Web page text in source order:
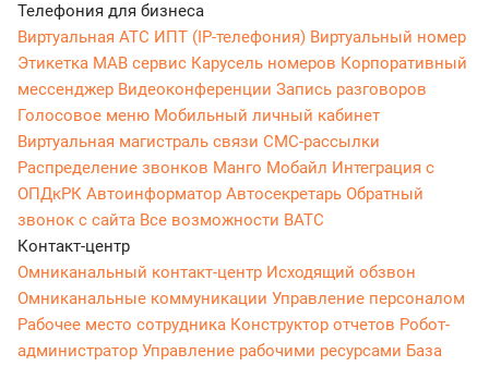
Телефония для бизнеса
Виртуальная АТС ИПТ (IP-телефония) Виртуальный номер
Этикетка МАВ сервис Карусель номеров Корпоративный
мессенджер Видеоконференции Запись разговоров
Голосовое меню Мобильный личный кабинет
Виртуальная магистраль связи СМС-рассылки
Распределение звонков Манго Мобайл Интеграция с
ОПДкРК Автоинформатор Автосекретарь Обратный
звонок с сайта Все возможности ВАТС
Контакт-центр
Омниканальный контакт-центр Исходящий обзвон
Омниканальные коммуникации Управление персоналом
Рабочее место сотрудника Конструктор отчетов Робот-
администратор Управление рабочими ресурсами База